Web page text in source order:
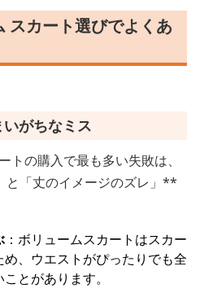
スカート選びでよくあ
がちなミス
トの購入で最も多い失敗は、
「丈のイメージのズレ」**
：ボリュームスカートはスカー
め、ウエストがぴったりでも全
とがあります。